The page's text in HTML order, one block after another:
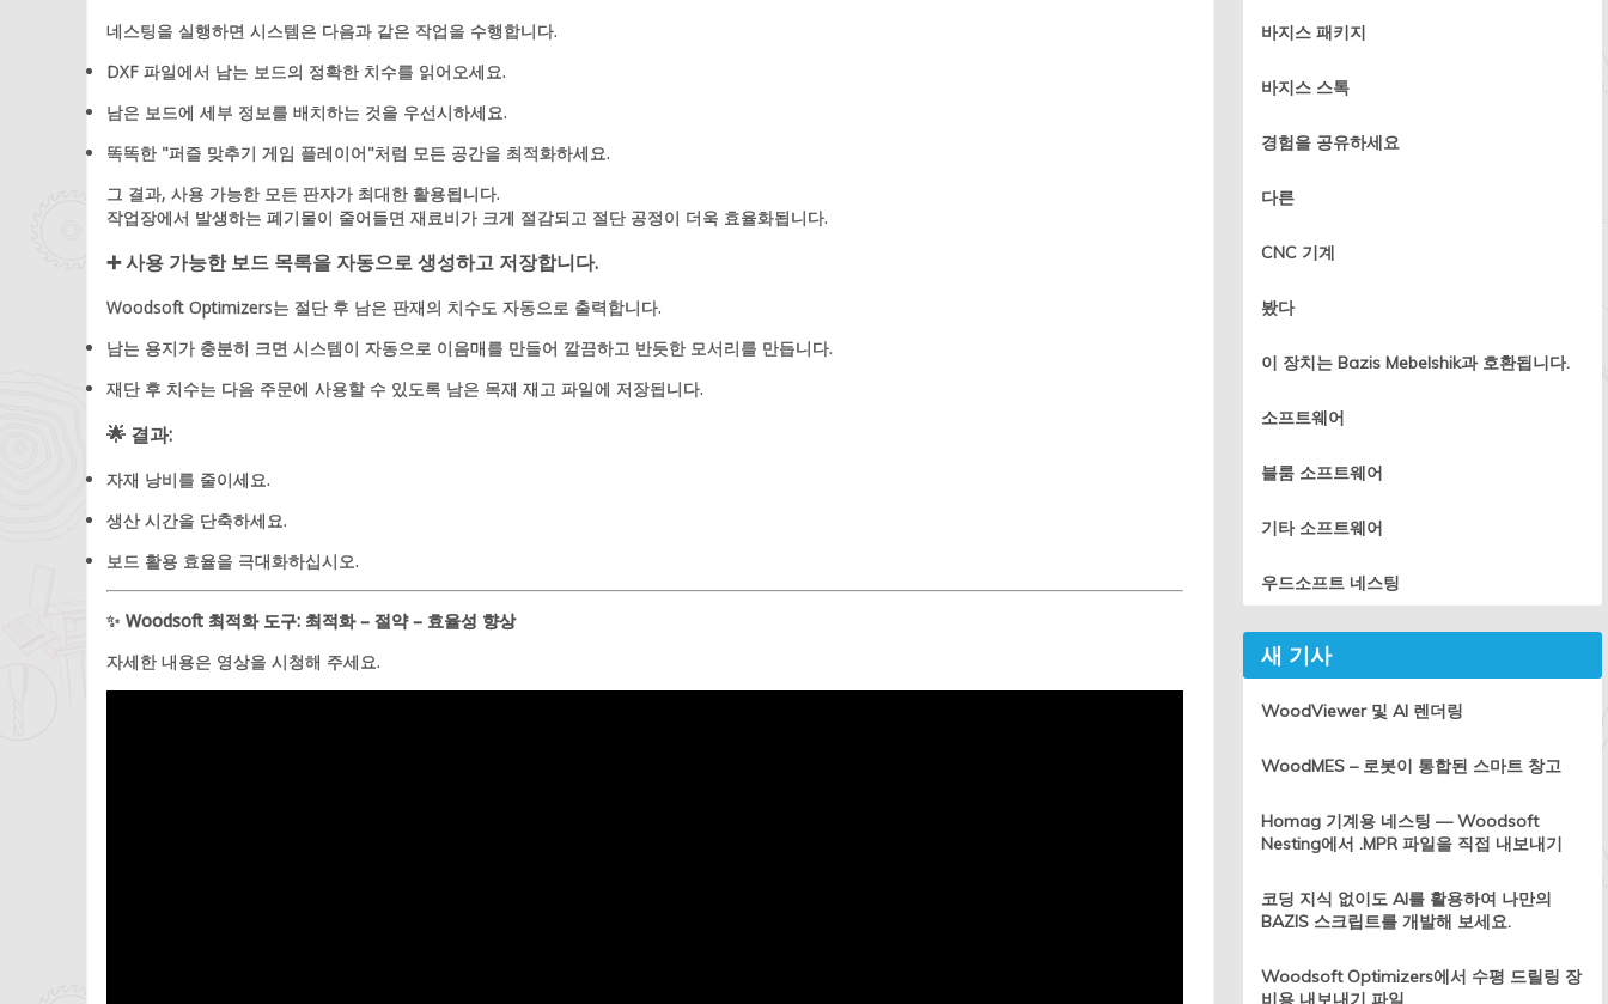
네스팅을 실행하면 시스템은 다음과 같은 작업을 수행합니다.
DXF 파일에서 남는 보드의 정확한 치수를 읽어오세요.
남은 보드에 세부 정보를 배치하는 것을 우선시하세요.
똑똑한 "퍼즐 맞추기 게임 플레이어"처럼 모든 공간을 최적화하세요.
그 결과, 사용 가능한 모든 판자가 최대한 활용됩니다.
작업장에서 발생하는 폐기물이 줄어들면 재료비가 크게 절감되고 절단 공정이 더욱 효율화됩니다.
➕ 사용 가능한 보드 목록을 자동으로 생성하고 저장합니다.
Woodsoft Optimizers는 절단 후 남은 판재의 치수도 자동으로 출력합니다.
남는 용지가 충분히 크면 시스템이 자동으로 이음매를 만들어 깔끔하고 반듯한 모서리를 만듭니다.
재단 후 치수는 다음 주문에 사용할 수 있도록 남은 목재 재고 파일에 저장됩니다.
🌟 결과:
자재 낭비를 줄이세요.
생산 시간을 단축하세요.
보드 활용 효율을 극대화하십시오.
✨ Woodsoft 최적화 도구: 최적화 – 절약 – 효율성 향상
자세한 내용은 영상을 시청해 주세요.
바지스 패키지
바지스 스톡
경험을 공유하세요
다른
CNC 기계
봤다
이 장치는 Bazis Mebelshik과 호환됩니다.
소프트웨어
블룸 소프트웨어
기타 소프트웨어
우드소프트 네스팅
새 기사
WoodViewer 및 AI 렌더링
WoodMES – 로봇이 통합된 스마트 창고
Homag 기계용 네스팅 — Woodsoft
Nesting에서 .MPR 파일을 직접 내보내기
코딩 지식 없이도 AI를 활용하여 나만의
BAZIS 스크립트를 개발해 보세요.
Woodsoft Optimizers에서 수평 드릴링 장
비용 내보내기 파일